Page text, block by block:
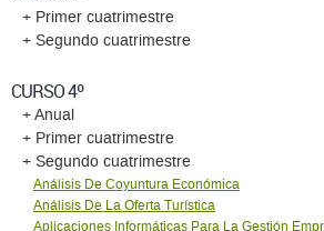
+ Primer cuatrimestre
+ Segundo cuatrimestre
CURSO 4º
+ Anual
+ Primer cuatrimestre
+ Segundo cuatrimestre
Análisis De Coyuntura Económica
Análisis De La Oferta Turística
Aplicaciones Informáticas Para La Gestión